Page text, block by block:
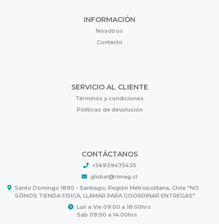
INFORMACIÓN
Nosotros
Contacto
SERVICIO AL CLIENTE
Términos y condiciones
Políticas de devolución
CONTÁCTANOS
+56939475435
global@rimag.cl
Santo Domingo 1890 - Santiago, Región Metropolitana, Chile "NO
SÓMOS TIENDA FISICA, LLAMAR PARA COORDINAR ENTREGAS"
Lun a Vie 09:00 a 18:00hrs
Sáb 09:00 a 14:00hrs